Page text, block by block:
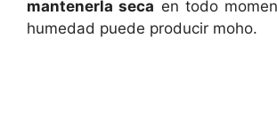
mantenerla seca en todo
humedad puede producir moho.